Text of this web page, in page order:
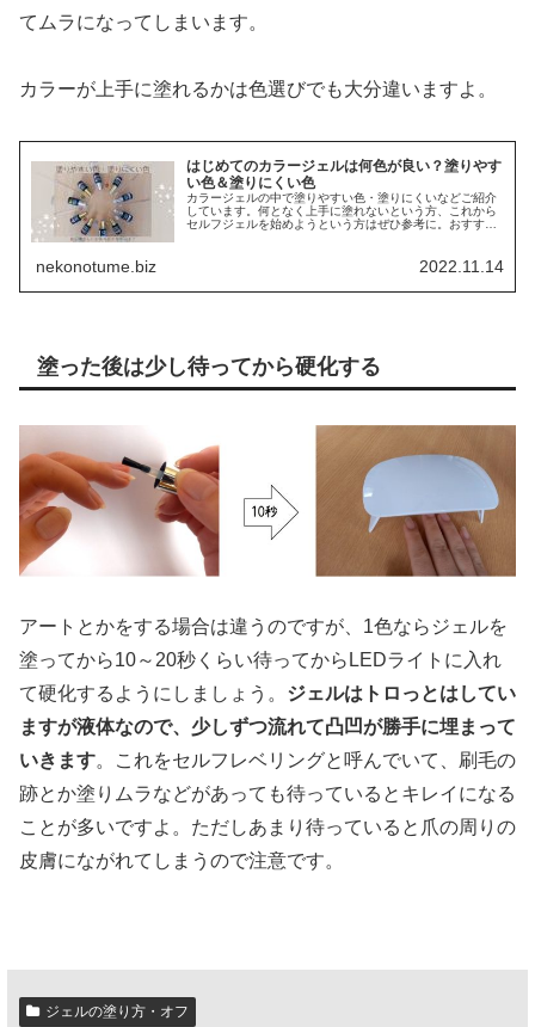
てムラになってしまいます。
カラーが上手に塗れるかは色選びでも大分違いますよ。
はじめてのカラージェルは何色が良い？塗りやす
い色＆塗りにくい色
カラージェルの中で塗りやすい色・塗りにくいなどご紹介
しています。何となく上手に塗れないという方、これから
セルフジェルを始めようという方はぜひ参考に。おすすめ
nekonotume.biz 2022.11.14
塗った後は少し待ってから硬化する
アートとかをする場合は違うのですが、1色ならジェルを
塗ってから10～20秒くらい待ってからLEDライトに入れ
て硬化するようにしましょう。 ジェルはトロっとはしてい
ますが液体なので、少しずつ流れて凸凹が勝手に埋まって
いきます。これをセルフレベリングと呼んでいて、刷毛の
跡とか塗りムラなどがあっても待っているとキレイになる
ことが多いですよ。ただしあまり待っていると爪の周りの
皮膚にながれてしまうので注意です。
ジェルの塗り方・オフ